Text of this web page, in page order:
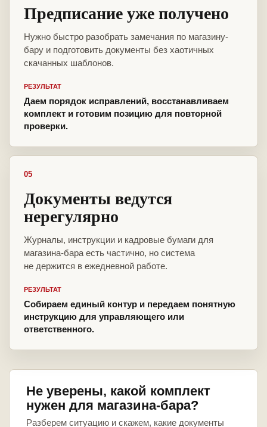
Предписание уже получено
Нужно быстро разобрать замечания по магазину-
бару и подготовить документы без хаотичных
скачанных шаблонов.
РЕЗУЛЬТАТ
Даем порядок исправлений, восстанавливаем
комплект и готовим позицию для повторной
проверки.
05
Документы ведутся
нерегулярно
Журналы, инструкции и кадровые бумаги для
магазина-бара есть частично, но система
не держится в ежедневной работе.
РЕЗУЛЬТАТ
Собираем единый контур и передаем понятную
инструкцию для управляющего или
ответственного.
Не уверены, какой комплект
нужен для магазина-бара?
Разберем ситуацию и скажем, какие документы